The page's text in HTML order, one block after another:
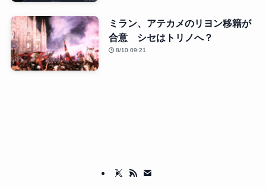
ミラン、アテカメのリヨン移籍が
合意 シセはトリノへ？
8/10 09:21